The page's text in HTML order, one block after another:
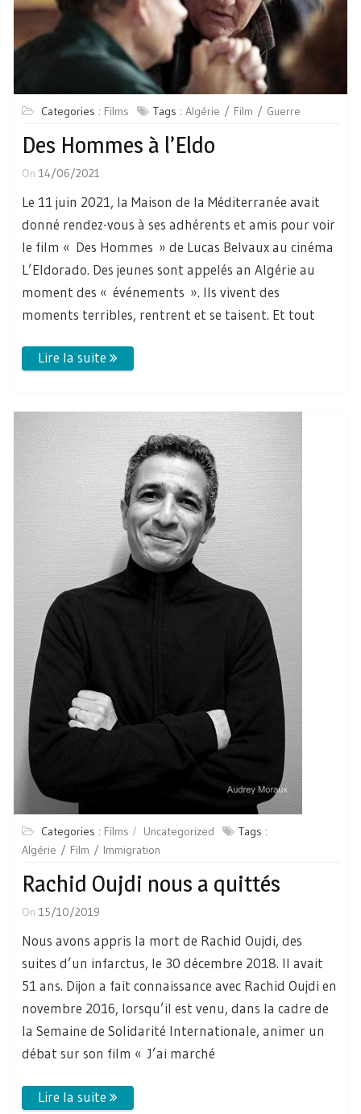
Categories : Films Tags : Algérie Film Guerre
Des Hommes à l’Eldo
On 14/06/2021
Le 11 juin 2021, la Maison de la Méditerranée avait
donné rendez-vous à ses adhérents et amis pour voir
le film « Des Hommes » de Lucas Belvaux au cinéma
L’Eldorado. Des jeunes sont appelés an Algérie au
moment des « événements ». Ils vivent des
moments terribles, rentrent et se taisent. Et tout
Categories : Films Uncategorized
Tags :
Algérie
Film Immigration
Rachid Oujdi nous a quittés
On 15/10/2019
Nous avons appris la mort de Rachid Oujdi, des
suites d’un infarctus, le 30 décembre 2018. Il avait
51 ans. Dijon a fait connaissance avec Rachid Oujdi en
novembre 2016, lorsqu’il est venu, dans la cadre de
la Semaine de Solidarité Internationale, animer un
débat sur son film « J’ai marché